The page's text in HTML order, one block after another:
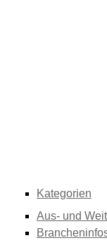
Kategorien
Aus- und